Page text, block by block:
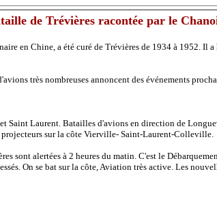
de Trévières racontée par le
en Chine, a été curé de Trévières de 1934 à 1952. Il
très nombreuses annoncent des événements
Saint Laurent. Batailles d'avions en direction de
sur la côte Vierville- Saint-Laurent-Colleville.
sont alertées à 2 heures du matin. C'est le
On se bat sur la côte, Aviation très active. Les